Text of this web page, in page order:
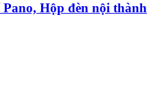
Hộp đèn nội thành